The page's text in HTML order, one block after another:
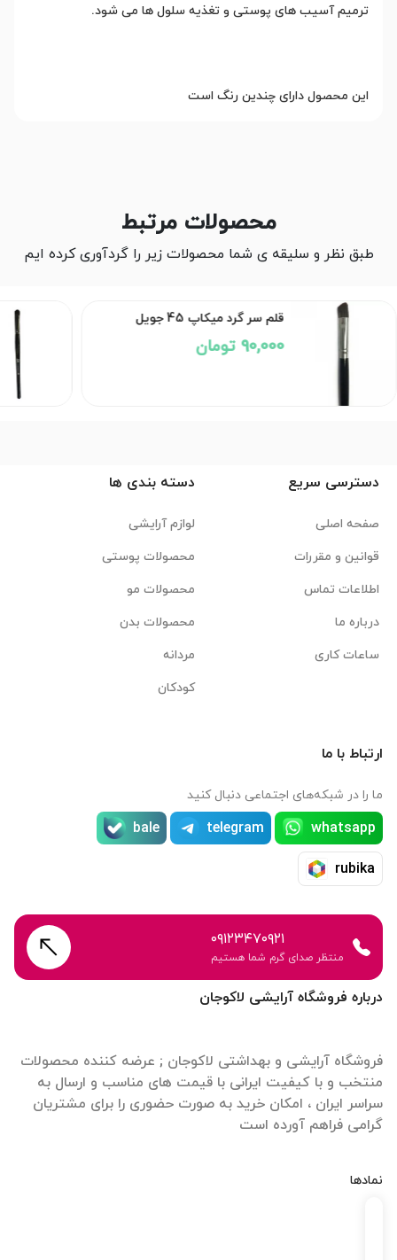
ترمیم آسیب های پوستی و تغذیه سلول ها می شود.
این محصول دارای چندین رنگ است
محصولات مرتبط
طبق نظر و سلیقه ی شما محصولات زیر را گردآوری کرده ایم
قلم سر گرد میکاپ 45 جویل
90,000 تومان
درباره فروشگاه آرایشی لاکوجان
فروشگاه آرایشی و بهداشتی لاکوجان ; عرضه کننده محصولات
منتخب و با کیفیت ایرانی با قیمت های مناسب و ارسال به
سراسر ایران ، امکان خرید به صورت حضوری را برای مشتریان
گرامی فراهم آورده است
نمادها
دسترسی سریع
صفحه اصلی
قوانین و مقررات
اطلاعات تماس
درباره ما
ساعات کاری
دسته بندی ها
لوازم آرایشی
محصولات پوستی
محصولات مو
محصولات بدن
مردانه
کودکان
ارتباط با ما
ما را در شبکه‌های اجتماعی دنبال کنید
whatsapp
telegram
bale
rubika
۰۹۱۲۳۴۷۰۹۲۱
منتظر صدای گرم شما هستیم